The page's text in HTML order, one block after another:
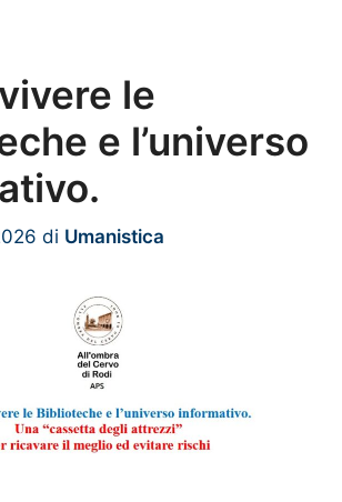
le
e l’universo
di Umanistica